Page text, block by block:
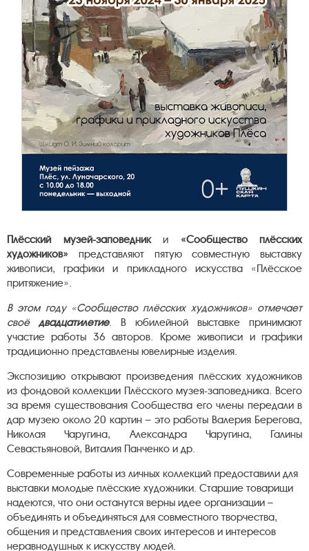
Плёсский музей-заповедники «Сообщество плёсских
художников» представляют пятую совместную выставку
живописи, графики и прикладного искусства «Плёсское
притяжение».
В этом году «Сообщество плёсских художников» отмечает
своёдвадцатилетие. В юбилейной выставке принимают
участие работы 36 авторов. Кроме живописи и графики
традиционно представлены ювелирные изделия.
Экспозицию открывают произведения плёсских художников
из фондовой коллекции Плёсского музея-заповедника. Всего
за время существования Сообщества его члены передали в
дар музею около 20 картин – это работы Валерия Берегова,
Николая Чаругина, Александра Чаругина, Галины
Севастьяновой, Виталия Панченко и др.
Современные работы из личных коллекций предоставили для
выставки молодые плёсские художники. Старшие товарищи
надеются, что они останутся верны идее организации –
объединять и объединяться для совместного творчества,
общения и представления своих интересов и интересов
неравнодушных к искусству людей.